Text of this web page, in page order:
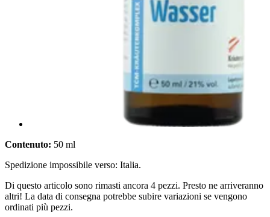
Contenuto: 50 ml
Spedizione impossibile verso: Italia.
Di questo articolo sono rimasti ancora 4 pezzi. Presto ne arriveranno
altri! La data di consegna potrebbe subire variazioni se vengono
ordinati più pezzi.